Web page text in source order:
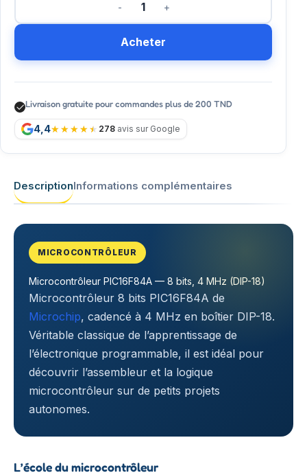
Acheter
Livraison gratuite pour commandes plus de 200 TND
4,4 278 avis sur Google
DescriptionInformations complémentaires
MICROCONTRÔLEUR
Microcontrôleur PIC16F84A — 8 bits, 4 MHz (DIP-18)
Microcontrôleur 8 bits PIC16F84A de
Microchip, cadencé à 4 MHz en boîtier DIP-18.
Véritable classique de l’apprentissage de
l’électronique programmable, il est idéal pour
découvrir l’assembleur et la logique
microcontrôleur sur de petits projets
autonomes.
L’école du microcontrôleur